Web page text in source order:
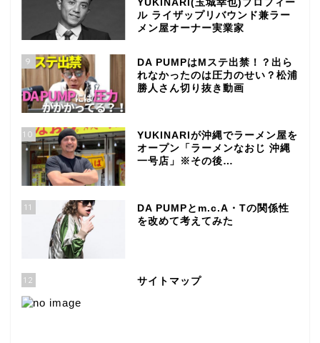
YUKINARI(玉城幸也)プロフィー
ル ライザップリバウンド兼ラー
メン屋オーナー実業家
9
DA PUMPはMステ出禁！？出ら
れなかったのは圧力のせい？松浦
勝人さん切り抜き動画
10
YUKINARIが沖縄でラーメン屋を
オープン「ラーメンなおじ 沖縄
一号店」※その後…
11
DA PUMPとm.c.A・Tの関係性
を改めて考えてみた
12 サイトマップ